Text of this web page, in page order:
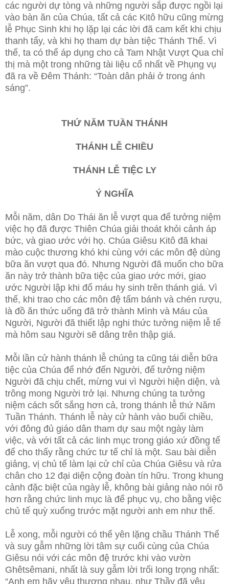
các người dự tòng và những người sắp được ngồi lại
vào bàn ăn của Chúa, tất cả các Kitô hữu cũng mừng
lễ Phục Sinh khi họ lặp lại các lời đã cam kết khi chịu
thanh tẩy, và khi họ tham dự bàn tiệc Thánh Thể. Vì
thế, ta có thể áp dụng cho cả Tam Nhật Vượt Qua chỉ
thị mà một trong những tài liệu cổ nhất về Phụng vụ
đã ra về Đêm Thánh: “Toàn dân phải ở trong ánh
sáng”.
THỨ NĂM TUẦN THÁNH
THÁNH LỄ CHIỀU
THÁNH LỄ TIỆC LY
Ý NGHĨA
Mỗi năm, dân Do Thái ăn lễ vượt qua để tưởng niệm
việc họ đã được Thiên Chúa giải thoát khỏi cảnh áp
bức, và giao ước với họ. Chúa Giêsu Kitô đã khai
mào cuộc thương khó khi cùng với các môn đệ dùng
bữa ăn vượt qua đó. Nhưng Người đã muốn cho bữa
ăn này trở thành bữa tiệc của giao ước mới, giao
ước Người lập khi đổ máu hy sinh trên thánh giá. Vì
thế, khi trao cho các môn đệ tấm bánh và chén rượu,
là đồ ăn thức uống đã trở thành Mình và Máu của
Người, Người đã thiết lập nghi thức tưởng niệm lễ tế
mà hôm sau Người sẽ dâng trên thập giá.
Mỗi lần cử hành thánh lễ chúng ta cũng tái diễn bữa
tiệc của Chúa để nhớ đến Người, để tưởng niệm
Người đã chịu chết, mừng vui vì Người hiện diện, và
trông mong Người trở lại. Nhưng chúng ta tưởng
niệm cách sốt sắng hơn cả, trong thánh lễ thứ Năm
Tuần Thánh. Thánh lễ này cử hành vào buổi chiều,
với đông đủ giáo dân tham dự sau một ngày làm
việc, và với tất cả các linh mục trong giáo xứ đồng tế
để cho thấy rằng chức tư tế chỉ là một. Sau bài diễn
giảng, vị chủ tế làm lại cử chỉ của Chúa Giêsu và rửa
chân cho 12 đại diện cộng đoàn tín hữu. Trong khung
cảnh đặc biệt của ngày lễ, không bài giảng nào nói rõ
hơn rằng chức linh mục là để phục vụ, cho bằng việc
chủ tế quỳ xuống trước mặt người anh em như thế.
Lễ xong, mỗi người có thể yên lặng chầu Thánh Thể
và suy gẫm những lời tâm sự cuối cùng của Chúa
Giêsu nói với các môn đệ trước khi vào vườn
Ghêtsêmani, nhất là suy gẫm lời trối long trọng nhất:
“Anh em hãy yêu thương nhau, như Thầy đã yêu